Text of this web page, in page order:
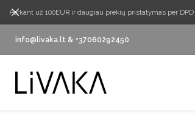
info@livaka.lt & +37060292450
Perkant už 100EUR ir daugiau prekių pristatymas per DPD